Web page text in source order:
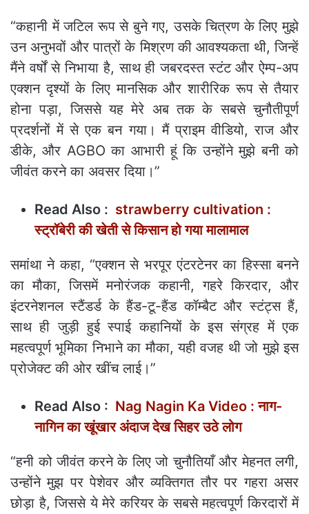
“कहानी में जटिल रूप से बुने गए, उसके चित्रण के लिए मुझे
उन अनुभवों और पात्रों के मिश्रण की आवश्यकता थी, जिन्हें
मैंने वर्षों से निभाया है, साथ ही जबरदस्त स्टंट और ऐम्प-अप
एक्शन दृश्यों के लिए मानसिक और शारीरिक रूप से तैयार
होना पड़ा, जिससे यह मेरे अब तक के सबसे चुनौतीपूर्ण
प्रदर्शनों में से एक बन गया। मैं प्राइम वीडियो, राज और
डीके, और AGBO का आभारी हूं कि उन्होंने मुझे बनी को
जीवंत करने का अवसर दिया।”
Read Also : strawberry cultivation :
स्ट्रॉबेरी की खेती से किसान हो गया मालामाल
समांथा ने कहा, “एक्शन से भरपूर एंटरटेनर का हिस्सा बनने
का मौका, जिसमें मनोरंजक कहानी, गहरे किरदार, और
इंटरनेशनल स्टैंडर्ड के हैंड-टू-हैंड कॉम्बैट और स्टंट्स हैं,
साथ ही जुड़ी हुई स्पाई कहानियों के इस संग्रह में एक
महत्वपूर्ण भूमिका निभाने का मौका, यही वजह थी जो मुझे इस
प्रोजेक्ट की ओर खींच लाई।”
Read Also : Nag Nagin Ka Video : नाग-
नागिन का खूंखार अंदाज देख सिहर उठे लोग
“हनी को जीवंत करने के लिए जो चुनौतियाँ और मेहनत लगी,
उन्होंने मुझ पर पेशेवर और व्यक्तिगत तौर पर गहरा असर
छोड़ा है, जिससे ये मेरे करियर के सबसे महत्वपूर्ण किरदारों में